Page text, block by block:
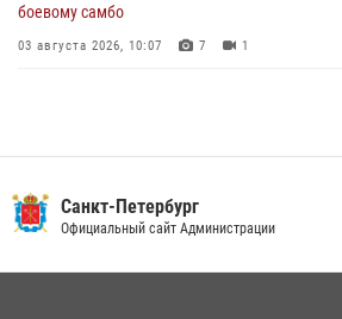
боевому самбо
03 августа 2026, 10:07 7 1
В Красногвардейском районе росгвардейцы
угрожавшего мужчине пневматическим
Санкт-Петербург
Официальный сайт Администрации